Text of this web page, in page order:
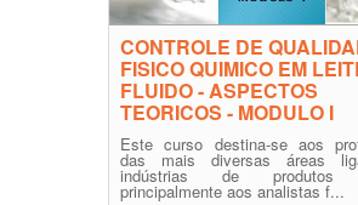
CONTROLE DE
FISICO QUIMICO EM
FLUIDO - ASPECTOS
TEORICOS - MODULO I
Este curso destina-se aos
das mais diversas áreas
indústrias de produtos
principalmente aos analistas f...